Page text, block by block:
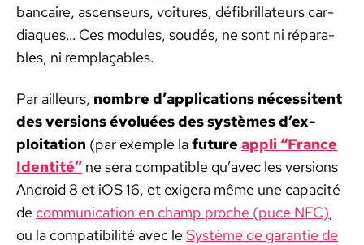
ban­caire, ascenseurs, voitures, défib­ril­la­teurs car­
diaques… Ces mod­ules, soudés, ne sont ni répara­
bles, ni rem­plaçables.
Par ailleurs, nom­bre d’ap­pli­ca­tions néces­si­tent
des ver­sions évoluées des sys­tèmes d’ex­
ploita­tion (par exem­ple lafuture appli “France
Iden­tité” ne sera com­pat­i­ble qu’avec les ver­sions
Android 8 et iOS 16, et exig­era même une capac­ité
de com­mu­ni­ca­tion en champ proche (puce NFC),
ou la com­pat­i­bil­ité avec leSys­tème de garantie de